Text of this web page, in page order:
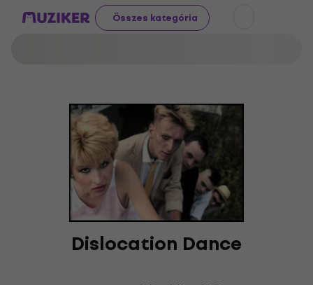
Összes kategória
Dislocation Dance